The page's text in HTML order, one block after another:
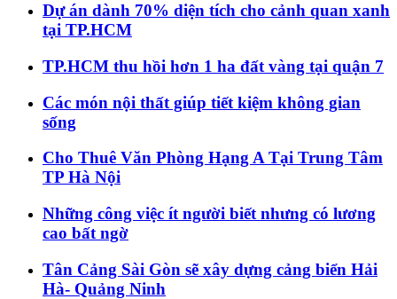
Dự án dành 70% diện tích cho cảnh quan xanh
tại TP.HCM
TP.HCM thu hồi hơn 1 ha đất vàng tại quận 7
Các món nội thất giúp tiết kiệm không gian
sống
Cho Thuê Văn Phòng Hạng A Tại Trung Tâm
TP Hà Nội
Những công việc ít người biết nhưng có lương
cao bất ngờ
Tân Cảng Sài Gòn sẽ xây dựng cảng biển Hải
Hà- Quảng Ninh